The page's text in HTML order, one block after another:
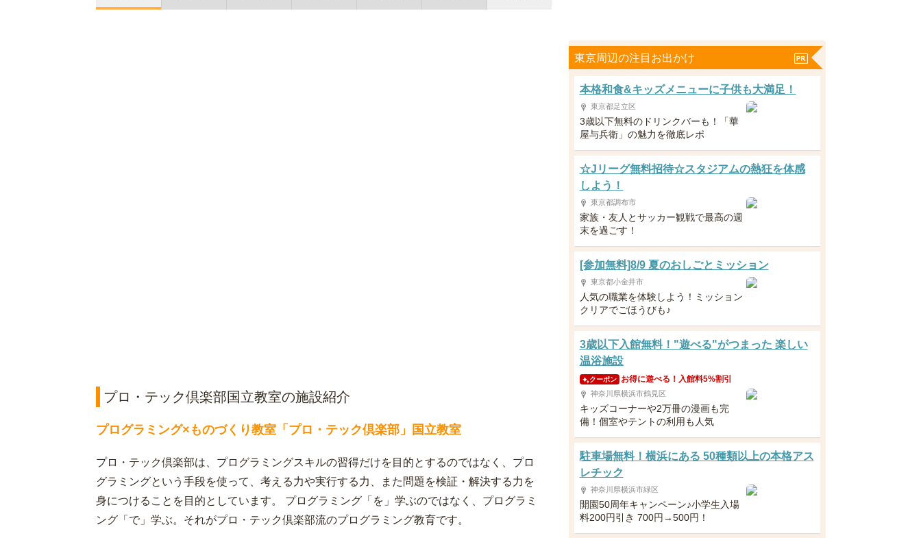
プロ・テック倶楽部国立教室の施設紹介
プログラミング×ものづくり教室「プロ・テック倶楽部」国立教室
プロ・テック倶楽部は、プログラミングスキルの習得だけを目的とするのではなく、プロ
グラミングという手段を使って、考える力や実行する力、また問題を検証・解決する力を
身につけることを目的としています。 プログラミング「を」学ぶのではなく、プログラミ
ング「で」学ぶ。それがプロ・テック倶楽部流のプログラミング教育です。
東京周辺の注目お出かけ
本格和食&キッズメニューに子供も大満足！
東京都足立区
3歳以下無料のドリンクバーも！「華
屋与兵衛」の魅力を徹底レポ
☆Jリーグ無料招待☆スタジアムの熱狂を体感
しよう！
東京都調布市
家族・友人とサッカー観戦で最高の週
末を過ごす！
[参加無料]8/9 夏のおしごとミッション
東京都小金井市
人気の職業を体験しよう！ミッション
クリアでごほうびも♪
3歳以下入館無料！"遊べる"がつまった 楽しい
温浴施設
クーポン お得に遊べる！入館料5%割引
神奈川県横浜市鶴見区
キッズコーナーや2万冊の漫画も完
備！個室やテントの利用も人気
駐車場無料！横浜にある 50種類以上の本格アス
レチック
神奈川県横浜市緑区
開園50周年キャンペーン♪小学生入場
料200円引き 700円→500円！